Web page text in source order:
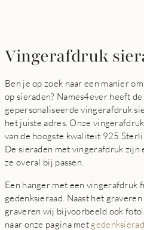
Vingerafdruk
Ben je op zoek naar een manier
op sieraden? Names4ever heeft
gepersonaliseerde vingerafdruk
het juiste adres. Onze
van de hoogste kwaliteit 925
De sieraden met vingerafdruk zijn
ze overal bij passen.
Een hanger met een vingerafdruk
gedenksieraad. Naast het
graveren wij bijvoorbeeld ook
naar onze pagina met